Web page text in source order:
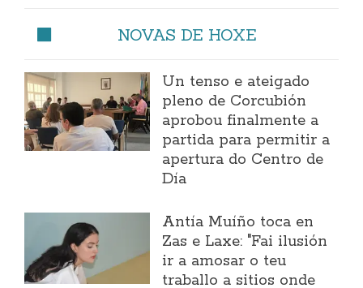
NOVAS DE HOXE
Un tenso e ateigado
pleno de Corcubión
aprobou finalmente a
partida para permitir a
apertura do Centro de
Día
Antía Muíño toca en
Zas e Laxe: "Fai ilusión
ir a amosar o teu
traballo a sitios onde